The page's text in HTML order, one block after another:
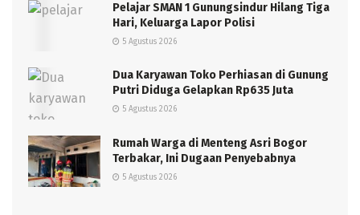
Pelajar SMAN 1 Gunungsindur Hilang Tiga
Hari, Keluarga Lapor Polisi
5 Agustus 2026
Dua Karyawan Toko Perhiasan di Gunung
Putri Diduga Gelapkan Rp635 Juta
5 Agustus 2026
Rumah Warga di Menteng Asri Bogor
Terbakar, Ini Dugaan Penyebabnya
5 Agustus 2026